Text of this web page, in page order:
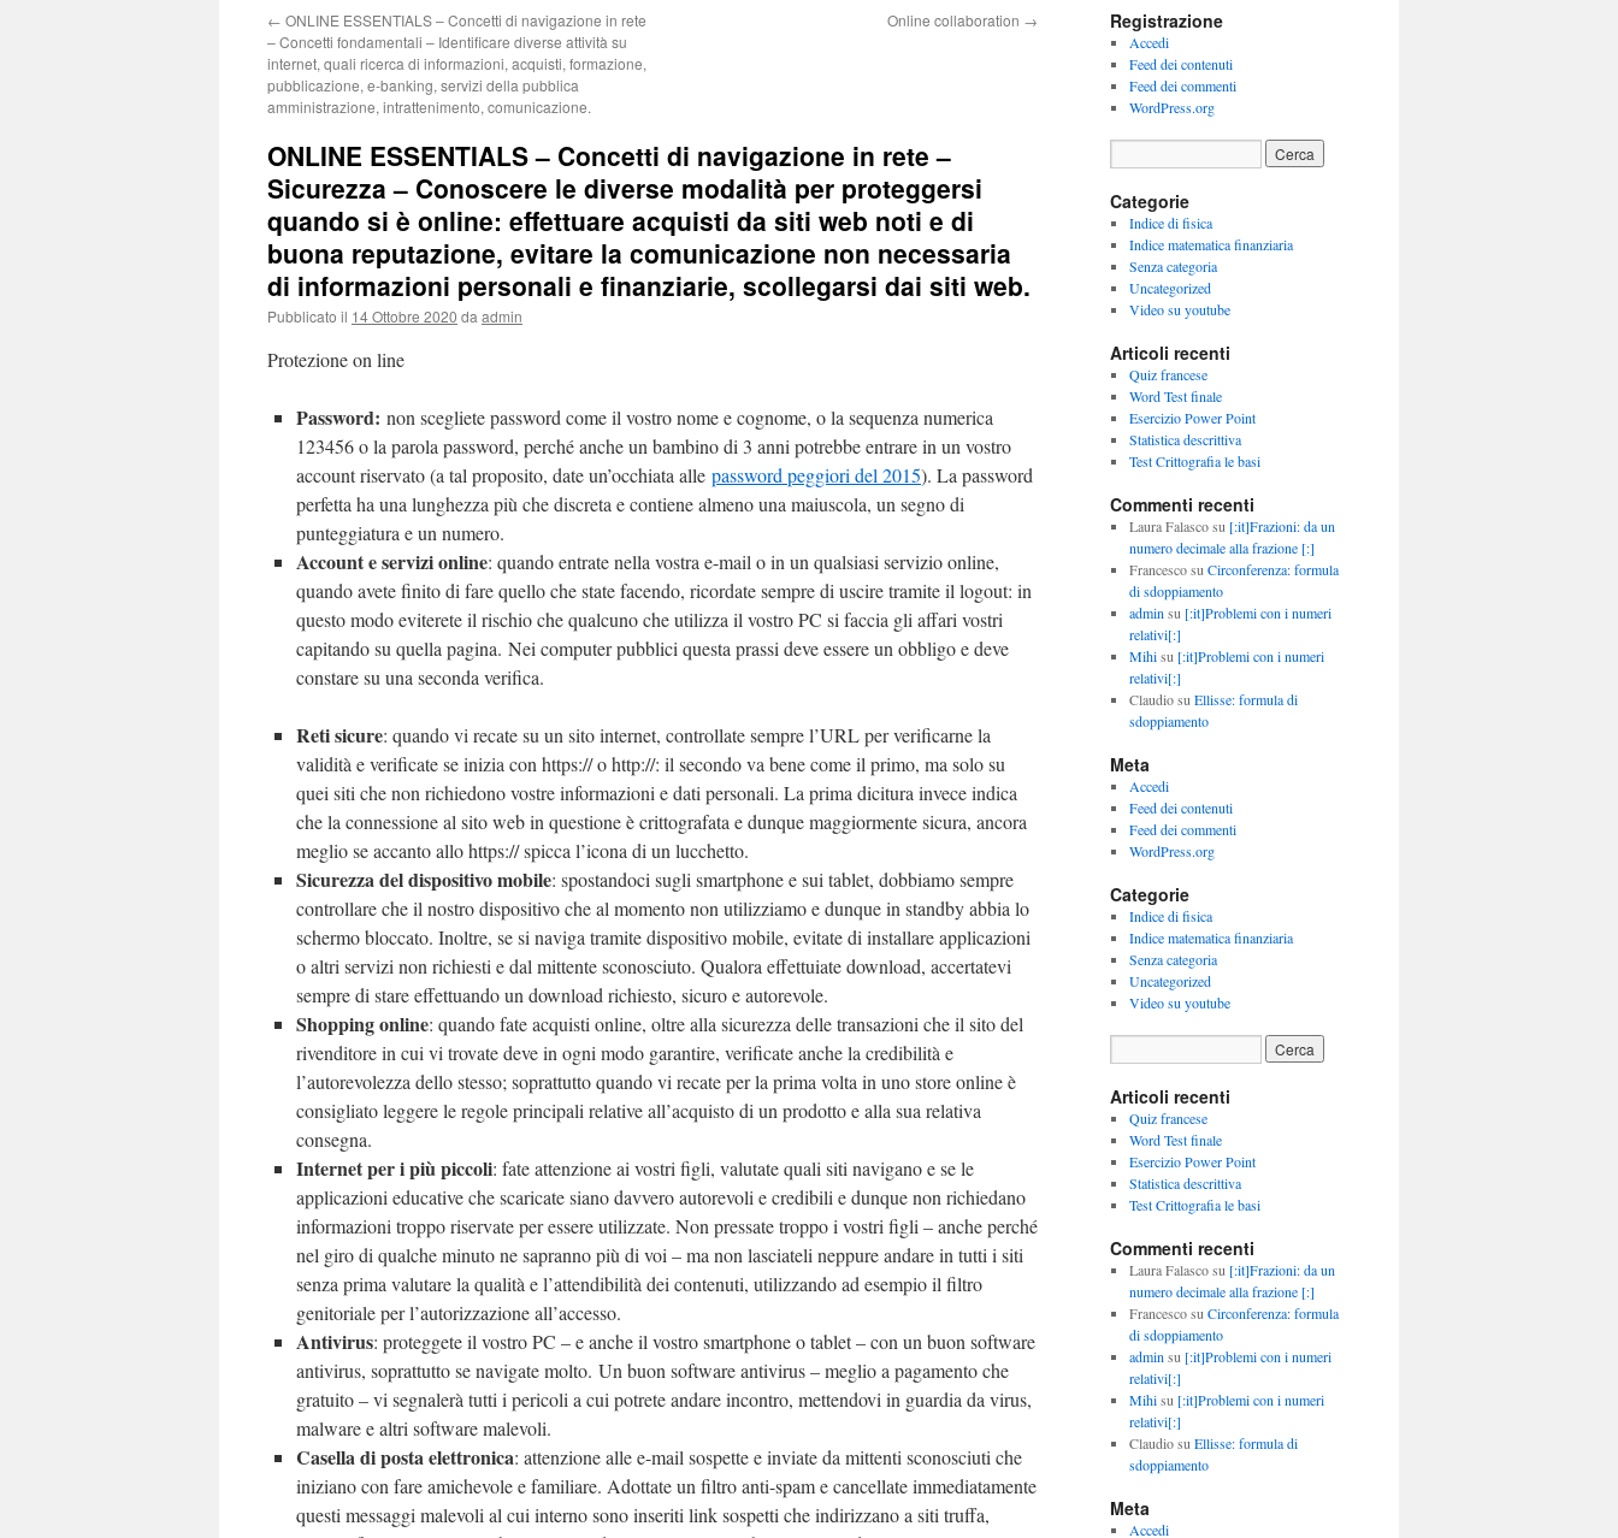
← ONLINE ESSENTIALS – Concetti di navigazione in rete
– Concetti fondamentali – Identificare diverse attività su
internet, quali ricerca di informazioni, acquisti, formazione,
pubblicazione, e-banking, servizi della pubblica
amministrazione, intrattenimento, comunicazione.
Online collaboration →
ONLINE ESSENTIALS – Concetti di navigazione in rete –
Sicurezza – Conoscere le diverse modalità per proteggersi
quando si è online: effettuare acquisti da siti web noti e di
buona reputazione, evitare la comunicazione non necessaria
di informazioni personali e finanziarie, scollegarsi dai siti web.
Pubblicato il 14 Ottobre 2020 da admin
Protezione on line
Password: non scegliete password come il vostro nome e cognome, o la sequenza numerica
123456 o la parola password, perché anche un bambino di 3 anni potrebbe entrare in un vostro
account riservato (a tal proposito, date un’occhiata alle password peggiori del 2015). La password
perfetta ha una lunghezza più che discreta e contiene almeno una maiuscola, un segno di
punteggiatura e un numero.
Account e servizi online: quando entrate nella vostra e-mail o in un qualsiasi servizio online,
quando avete finito di fare quello che state facendo, ricordate sempre di uscire tramite il logout: in
questo modo eviterete il rischio che qualcuno che utilizza il vostro PC si faccia gli affari vostri
capitando su quella pagina. Nei computer pubblici questa prassi deve essere un obbligo e deve
constare su una seconda verifica.
Reti sicure: quando vi recate su un sito internet, controllate sempre l’URL per verificarne la
validità e verificate se inizia con https:// o http://: il secondo va bene come il primo, ma solo su
quei siti che non richiedono vostre informazioni e dati personali. La prima dicitura invece indica
che la connessione al sito web in questione è crittografata e dunque maggiormente sicura, ancora
meglio se accanto allo https:// spicca l’icona di un lucchetto.
Sicurezza del dispositivo mobile: spostandoci sugli smartphone e sui tablet, dobbiamo sempre
controllare che il nostro dispositivo che al momento non utilizziamo e dunque in standby abbia lo
schermo bloccato. Inoltre, se si naviga tramite dispositivo mobile, evitate di installare applicazioni
o altri servizi non richiesti e dal mittente sconosciuto. Qualora effettuiate download, accertatevi
sempre di stare effettuando un download richiesto, sicuro e autorevole.
Shopping online: quando fate acquisti online, oltre alla sicurezza delle transazioni che il sito del
rivenditore in cui vi trovate deve in ogni modo garantire, verificate anche la credibilità e
l’autorevolezza dello stesso; soprattutto quando vi recate per la prima volta in uno store online è
consigliato leggere le regole principali relative all’acquisto di un prodotto e alla sua relativa
consegna.
Internet per i più piccoli: fate attenzione ai vostri figli, valutate quali siti navigano e se le
applicazioni educative che scaricate siano davvero autorevoli e credibili e dunque non richiedano
informazioni troppo riservate per essere utilizzate. Non pressate troppo i vostri figli – anche perché
nel giro di qualche minuto ne sapranno più di voi – ma non lasciateli neppure andare in tutti i siti
senza prima valutare la qualità e l’attendibilità dei contenuti, utilizzando ad esempio il filtro
genitoriale per l’autorizzazione all’accesso.
Antivirus: proteggete il vostro PC – e anche il vostro smartphone o tablet – con un buon software
antivirus, soprattutto se navigate molto. Un buon software antivirus – meglio a pagamento che
gratuito – vi segnalerà tutti i pericoli a cui potrete andare incontro, mettendovi in guardia da virus,
malware e altri software malevoli.
Casella di posta elettronica: attenzione alle e-mail sospette e inviate da mittenti sconosciuti che
iniziano con fare amichevole e familiare. Adottate un filtro anti-spam e cancellate immediatamente
questi messaggi malevoli al cui interno sono inseriti link sospetti che indirizzano a siti truffa,
Registrazione
Accedi
Feed dei contenuti
Feed dei commenti
WordPress.org
Categorie
Indice di fisica
Indice matematica finanziaria
Senza categoria
Uncategorized
Video su youtube
Articoli recenti
Quiz francese
Word Test finale
Esercizio Power Point
Statistica descrittiva
Test Crittografia le basi
Commenti recenti
Laura Falascosu [:it]Frazioni: da un
numero decimale alla frazione [:]
Francescosu Circonferenza: formula
di sdoppiamento
admin su [:it]Problemi con i numeri
relativi[:]
Mihisu [:it]Problemi con i numeri
relativi[:]
Claudiosu Ellisse: formula di
sdoppiamento
Meta
Accedi
Feed dei contenuti
Feed dei commenti
WordPress.org
Categorie
Indice di fisica
Indice matematica finanziaria
Senza categoria
Uncategorized
Video su youtube
Articoli recenti
Quiz francese
Word Test finale
Esercizio Power Point
Statistica descrittiva
Test Crittografia le basi
Commenti recenti
Laura Falascosu [:it]Frazioni: da un
numero decimale alla frazione [:]
Francescosu Circonferenza: formula
di sdoppiamento
admin su [:it]Problemi con i numeri
relativi[:]
Mihisu [:it]Problemi con i numeri
relativi[:]
Claudiosu Ellisse: formula di
sdoppiamento
Meta
Accedi